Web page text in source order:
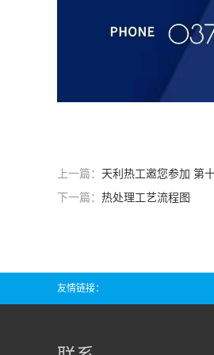
上一篇： 天利热工邀您参加 第
下一篇： 热处理工艺流程图
友情链接：